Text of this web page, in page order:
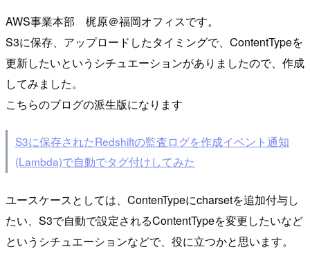
AWS事業本部 梶原＠福岡オフィスです。
S3に保存、アップロードしたタイミングで、ContentTypeを
更新したいというシチュエーションがありましたので、作成
してみました。
こちらのブログの派生版になります
S3に保存されたRedshiftの監査ログを作成イベント通知
(Lambda)で自動でタグ付けしてみた
ユースケースとしては、ContenTypeにcharsetを追加付与し
たい、S3で自動で設定されるContentTypeを変更したいなど
というシチュエーションなどで、役に立つかと思います。